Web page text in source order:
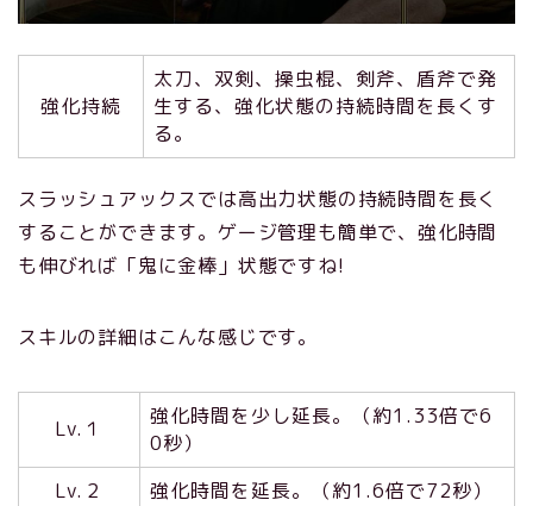
強化持続
太刀、双剣、操虫棍、剣斧、盾斧で発
生する、強化状態の持続時間を長くす
る。
スラッシュアックスでは高出力状態の持続時間を長く
することができます。ゲージ管理も簡単で、強化時間
も伸びれば「鬼に金棒」状態ですね!
スキルの詳細はこんな感じです。
Lv.１
強化時間を少し延長。（約1.33倍で6
0秒）
Lv.２
強化時間を延長。（約1.6倍で72秒）